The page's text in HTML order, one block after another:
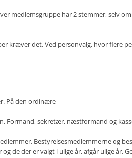
medlemsgruppe har 2 stemmer, selv
kræver det. Ved personvalg, hvor flere
På den ordinære
Formand, sekretær, næstformand og
Bestyrelsesmedlemmerne og
de der er valgt i ulige år, afgår ulige år.